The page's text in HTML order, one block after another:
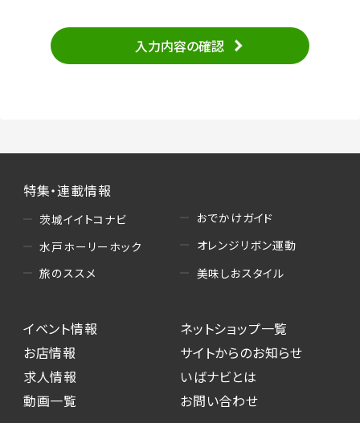
せの内容確認、返答
・当サービスの品質改善
・読者プレゼント、アンケート等、当サービスが実
施するキャンペーンの抽選、当選者への連絡及
び発送 ・ユーザーの趣向や属性情報等の分析
（5）広告主への問い合わせ・応募等への対応
・本サービスを通じて求人広告に応募した際の
選考に関する連絡
・本サービスを通じて店舗への来店予約を登録
した際の内容確認、返答
入力内容の確認
特集・連載情報
茨城イイトコナビ
水戸ホーリーホック
旅のススメ
おでかけガイド
オレンジリボン運動
美味しおスタイル
イベント情報
お店情報
求人情報
動画一覧
ネットショップ一覧
サイトからのお知らせ
いばナビとは
お問い合わせ